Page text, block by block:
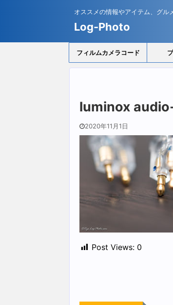
オススメの情報やアイテム、グル
Log-Photo
フィルムカメラコード
luminox
2020年11月1日
Post Views: 0